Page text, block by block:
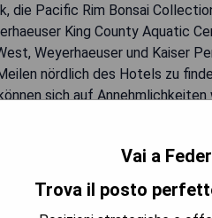
die Pacific Rim Bonsai
King County Aquatic
Weyerhaeuser und Kaiser
nördlich des Hotels zu
sich auf
Vai a
Trova il posto